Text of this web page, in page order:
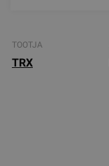
TOOTJA
TRX